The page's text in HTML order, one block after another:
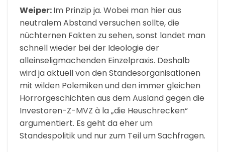
Weiper:Im Prinzip ja. Wobei man hier aus
neutralem Abstand versuchen sollte, die
nüchternen Fakten zu sehen, sonst landet man
schnell wieder bei der Ideologie der
alleinseligmachenden Einzelpraxis. Deshalb
wird ja aktuell von den Standesorganisationen
mit wilden Polemiken und den immer gleichen
Horrorgeschichten aus dem Ausland gegen die
Investoren-Z-MVZ à la „die Heuschrecken“
argumentiert. Es geht da eher um
Standespolitik und nur zum Teil um Sachfragen.